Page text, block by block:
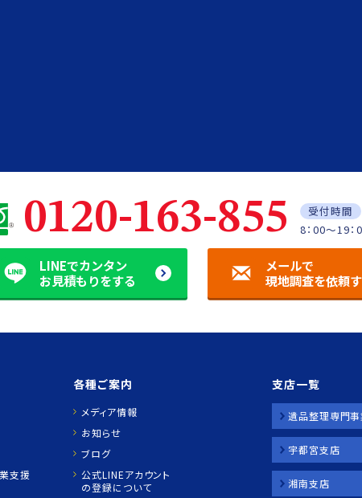
0120-163-855
受付時間
8：00～19
LINEでカンタン
お見積もりをする
メールで
現地調査を依頼
支援
各種ご案内
メディア情報
お知らせ
ブログ
公式LINEアカウント
の登録について
支店一覧
遺品整理専門
宇都宮支店
湘南支店